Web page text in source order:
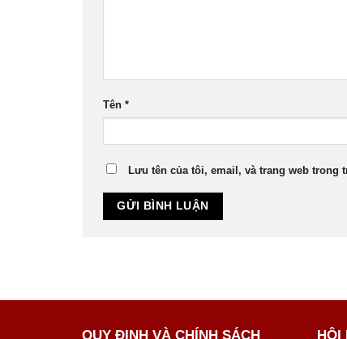
Tên *
Lưu tên của tôi, email, và trang web trong
QUY ĐỊNH VÀ CHÍNH SÁCH HỘI